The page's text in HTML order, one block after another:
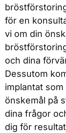
för en
vi om din
och dina
Dessutom
implantat
önskemål på
dina frågor
dig för